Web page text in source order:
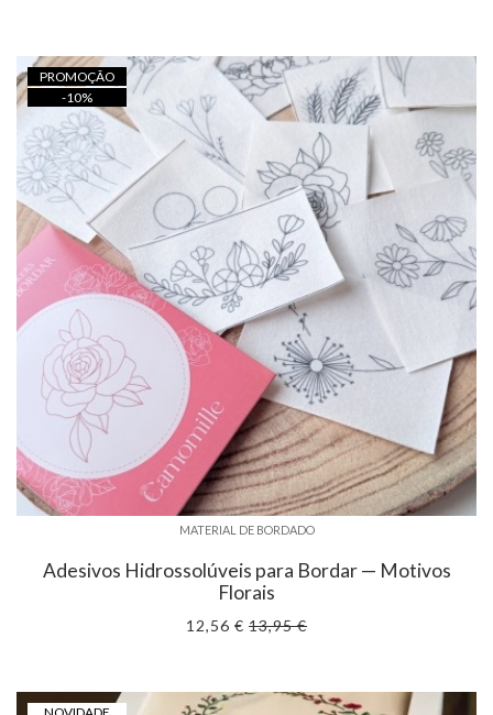
-10%
PROMOÇÃO
MATERIAL DE BORDADO
Adesivos Hidrossolúveis para Bordar — Motivos
Florais
12,56 € 13,95 €